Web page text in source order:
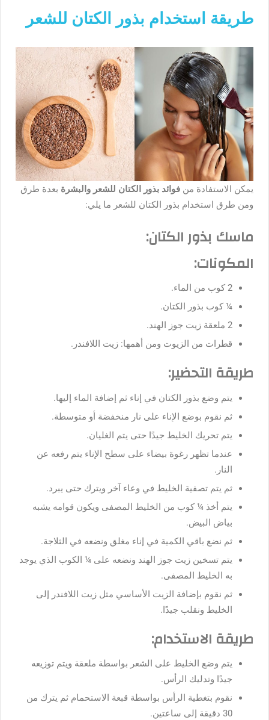
طريقة استخدام بذور الكتان للشعر
يمكن الاستفادة من فوائد بذور الكتان للشعر والبشرة بعدة طرق
ومن طرق استخدام بذور الكتان للشعر ما يلي:
ماسك بذور الكتان:
المكونات:
2 كوب من الماء.
¼ كوب بذور الكتان.
2 ملعقة زيت جوز الهند.
قطرات من الزيوت ومن أهمها: زيت اللافندر.
طريقة التحضير:
يتم وضع بذور الكتان في إناء ثم إضافة الماء إليها.
ثم نقوم بوضع الإناء على نار منخفضة أو متوسطة.
يتم تحريك الخليط جيدًا حتى يتم الغليان.
عندما تظهر رغوة بيضاء على سطح الإناء يتم رفعه عن
النار.
ثم يتم تصفية الخليط في وعاء آخر ويترك حتى يبرد.
يتم أخذ ¼ كوب من الخليط المصفى ويكون قوامه يشبه
بياض البيض.
ثم نضع باقي الكمية في إناء مغلق ونضعه في الثلاجة.
يتم تسخين زيت جوز الهند ونضعه على ¼ الكوب الذي يوجد
به الخليط المصفى.
ثم نقوم بإضافة الزيت الأساسي مثل زيت اللافندر إلى
الخليط ونقلب جيدًا.
طريقة الاستخدام:
يتم وضع الخليط على الشعر بواسطة ملعقة ويتم توزيعه
جيدًا وتدليك الرأس.
نقوم بتغطية الرأس بواسطة قبعة الاستحمام ثم يترك من
30 دقيقة إلى ساعتين.